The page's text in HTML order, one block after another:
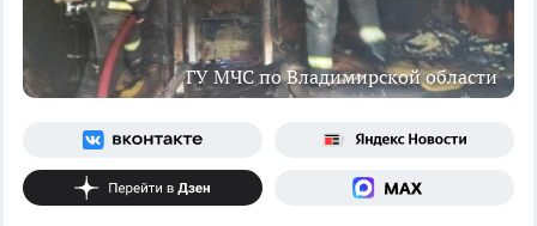
ГУ МЧС по Владимирской области